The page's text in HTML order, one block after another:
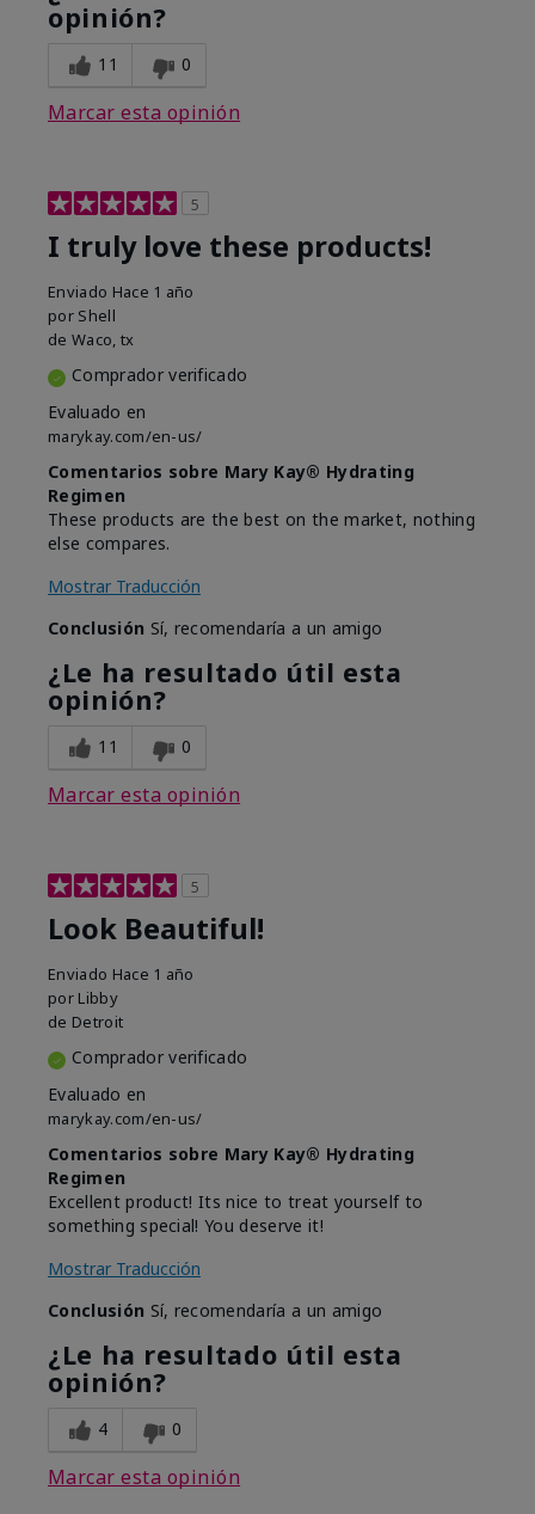
opinión?
11 0
Marcar esta opinión
5
I truly love these products!
Enviado Hace 1 año
por Shell
de Waco, tx
Comprador verificado
Evaluado en
marykay.com/en-us/
Comentarios sobre Mary Kay® Hydrating
Regimen
These products are the best on the market, nothing
else compares.
Mostrar Traducción
Conclusión Sí, recomendaría a un amigo
¿Le ha resultado útil esta
opinión?
11 0
Marcar esta opinión
5
Look Beautiful!
Enviado Hace 1 año
por Libby
de Detroit
Comprador verificado
Evaluado en
marykay.com/en-us/
Comentarios sobre Mary Kay® Hydrating
Regimen
Excellent product! Its nice to treat yourself to
something special! You deserve it!
Mostrar Traducción
Conclusión Sí, recomendaría a un amigo
¿Le ha resultado útil esta
opinión?
4 0
Marcar esta opinión